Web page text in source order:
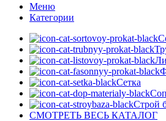
Меню
Категории
Сетка
Строй
СМОТРЕТЬ ВЕСЬ КАТАЛОГ